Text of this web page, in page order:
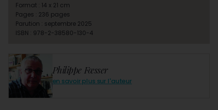
Philippe Fœsser
en savoir plus sur l'auteur
Format : 14 x 21 cm
Pages : 236 pages
Parution : septembre 2025
ISBN : 978-2-38580-130-4